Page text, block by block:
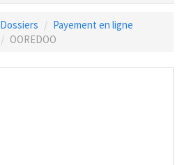
Dossiers
Payement en ligne
OOREDOO